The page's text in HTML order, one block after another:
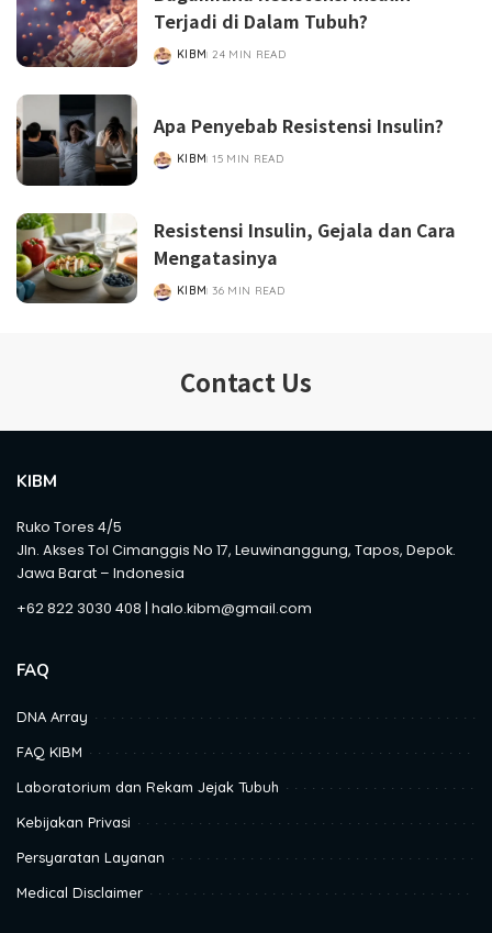
Terjadi di Dalam Tubuh?
POSTED
KIBM 24 MIN READ
Apa Penyebab Resistensi Insulin?
POSTED
KIBM 15 MIN READ
Resistensi Insulin, Gejala dan Cara
Mengatasinya
POSTED
KIBM 36 MIN READ
Contact Us
KIBM
Ruko Tores 4/5
Jln. Akses Tol Cimanggis No 17, Leuwinanggung, Tapos, Depok.
Jawa Barat – Indonesia
+62 822 3030 408 | halo.kibm@gmail.com
FAQ
DNA Array
FAQ KIBM
Laboratorium dan Rekam Jejak Tubuh
Kebijakan Privasi
Persyaratan Layanan
Medical Disclaimer